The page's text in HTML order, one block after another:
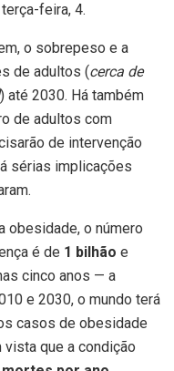
feira, 4.
o sobrepeso e a
de adultos (cerca de
) até 2030. Há também
de adultos com
de intervenção
sérias implicações
obesidade, o número
é de 1 bilhão e
cinco anos — a
e 2030, o mundo terá
casos de obesidade
vista que a condição